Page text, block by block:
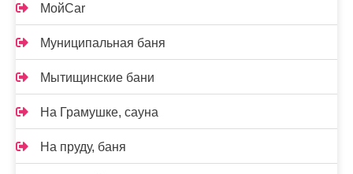
МойCar
Муниципальная баня
Мытищинские бани
На Грамушке, сауна
На пруду, баня